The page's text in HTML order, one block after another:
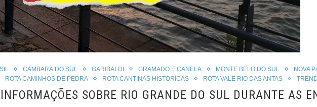
CAMBARÁ DO SUL GARIBALDI GRAMADO E CANELA MONTE BELO DO SUL NOVA
ROTA CAMINHOS DE PEDRA ROTA CANTINAS HISTÓRICAS ROTA VALE RIO DAS ANTAS
INFORMAÇÕES SOBRE RIO GRANDE DO SUL DURANTE AS